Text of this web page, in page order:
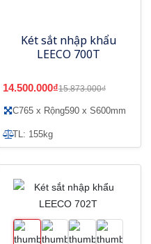
Két sắt nhập khẩu
LEECO 700T
14.500.000₫15.873.000₫
C765 x Rộng590 x S600mm
TL: 155kg